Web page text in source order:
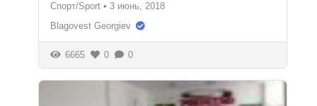
Спорт/Sport • 3 июнь, 2018
Blagovest Georgiev
6665 0 0